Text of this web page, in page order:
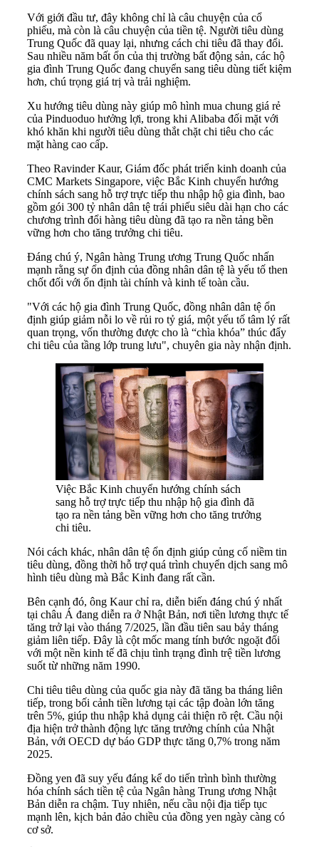
Với giới đầu tư, đây không chỉ là câu chuyện của cổ
phiếu, mà còn là câu chuyện của tiền tệ. Người tiêu dùng
Trung Quốc đã quay lại, nhưng cách chi tiêu đã thay đổi.
Sau nhiều năm bất ổn của thị trường bất động sản, các hộ
gia đình Trung Quốc đang chuyển sang tiêu dùng tiết kiệm
hơn, chú trọng giá trị và trải nghiệm.
Xu hướng tiêu dùng này giúp mô hình mua chung giá rẻ
của Pinduoduo hưởng lợi, trong khi Alibaba đối mặt với
khó khăn khi người tiêu dùng thắt chặt chi tiêu cho các
mặt hàng cao cấp.
Theo Ravinder Kaur, Giám đốc phát triển kinh doanh của
CMC Markets Singapore, việc Bắc Kinh chuyển hướng
chính sách sang hỗ trợ trực tiếp thu nhập hộ gia đình, bao
gồm gói 300 tỷ nhân dân tệ trái phiếu siêu dài hạn cho các
chương trình đổi hàng tiêu dùng đã tạo ra nền tảng bền
vững hơn cho tăng trưởng chi tiêu.
Đáng chú ý, Ngân hàng Trung ương Trung Quốc nhấn
mạnh rằng sự ổn định của đồng nhân dân tệ là yếu tố then
chốt đối với ổn định tài chính và kinh tế toàn cầu.
"Với các hộ gia đình Trung Quốc, đồng nhân dân tệ ổn
định giúp giảm nỗi lo về rủi ro tỷ giá, một yếu tố tâm lý rất
quan trọng, vốn thường được cho là “chìa khóa” thúc đẩy
chi tiêu của tầng lớp trung lưu", chuyên gia này nhận định.
Việc Bắc Kinh chuyển hướng chính sách
sang hỗ trợ trực tiếp thu nhập hộ gia đình đã
tạo ra nền tảng bền vững hơn cho tăng trưởng
chi tiêu.
Nói cách khác, nhân dân tệ ổn định giúp củng cố niềm tin
tiêu dùng, đồng thời hỗ trợ quá trình chuyển dịch sang mô
hình tiêu dùng mà Bắc Kinh đang rất cần.
Bên cạnh đó, ông Kaur chỉ ra, diễn biến đáng chú ý nhất
tại châu Á đang diễn ra ở Nhật Bản, nơi tiền lương thực tế
tăng trở lại vào tháng 7/2025, lần đầu tiên sau bảy tháng
giảm liên tiếp. Đây là cột mốc mang tính bước ngoặt đối
với một nền kinh tế đã chịu tình trạng đình trệ tiền lương
suốt từ những năm 1990.
Chi tiêu tiêu dùng của quốc gia này đã tăng ba tháng liên
tiếp, trong bối cảnh tiền lương tại các tập đoàn lớn tăng
trên 5%, giúp thu nhập khả dụng cải thiện rõ rệt. Cầu nội
địa hiện trở thành động lực tăng trưởng chính của Nhật
Bản, với OECD dự báo GDP thực tăng 0,7% trong năm
2025.
Đồng yen đã suy yếu đáng kể do tiến trình bình thường
hóa chính sách tiền tệ của Ngân hàng Trung ương Nhật
Bản diễn ra chậm. Tuy nhiên, nếu cầu nội địa tiếp tục
mạnh lên, kịch bản đảo chiều của đồng yen ngày càng có
cơ sở.